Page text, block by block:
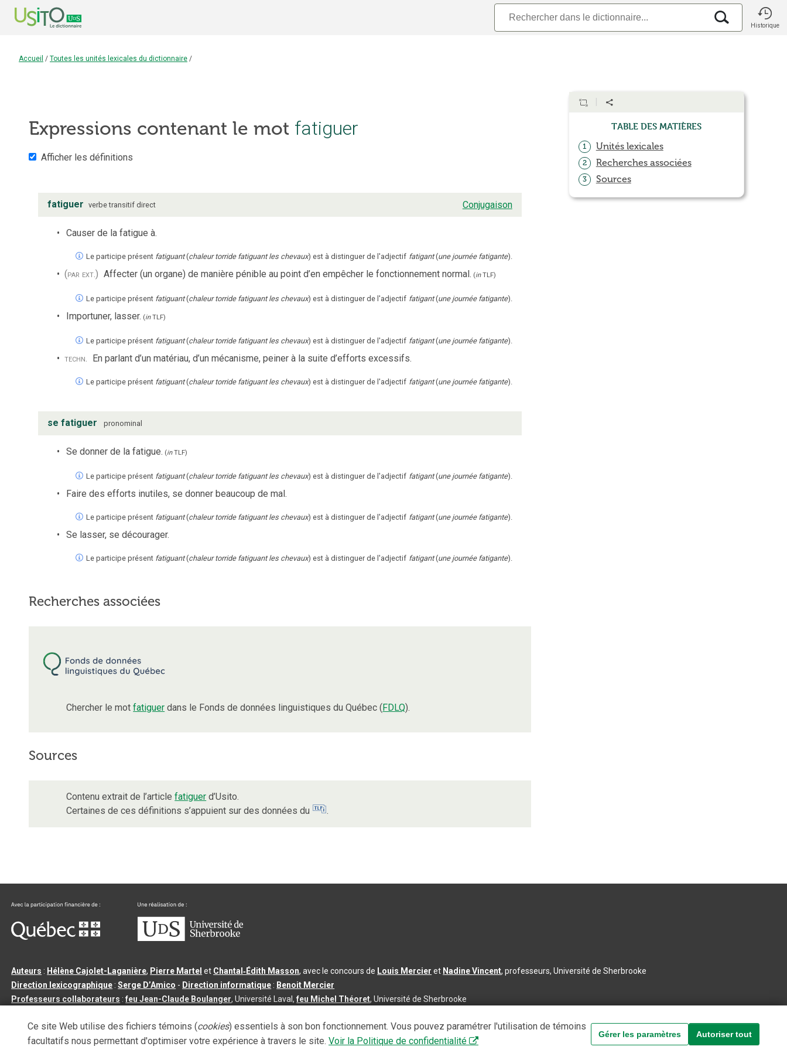
Historique
Accueil / Toutes les unités lexicales du dictionnaire /
Expressions contenant le mot fatiguer
Afficher les définitions
fatiguer verbe transitif direct Conjugaison
Causer de la fatigue à.
Le participe présent fatiguant (chaleur torride fatiguant les chevaux) est à distinguer de l'adjectif fatigant (une journée fatigante).
(par ext.) Affecter (un organe) de manière pénible au point d’en empêcher le fonctionnement normal. (inTLF)
Le participe présent fatiguant (chaleur torride fatiguant les chevaux) est à distinguer de l'adjectif fatigant (une journée fatigante).
Importuner, lasser. (inTLF)
Le participe présent fatiguant (chaleur torride fatiguant les chevaux) est à distinguer de l'adjectif fatigant (une journée fatigante).
techn. En parlant d’un matériau, d’un mécanisme, peiner à la suite d’efforts excessifs.
Le participe présent fatiguant (chaleur torride fatiguant les chevaux) est à distinguer de l'adjectif fatigant (une journée fatigante).
se fatiguer pronominal
Se donner de la fatigue. (inTLF)
Le participe présent fatiguant (chaleur torride fatiguant les chevaux) est à distinguer de l'adjectif fatigant (une journée fatigante).
Faire des efforts inutiles, se donner beaucoup de mal.
Le participe présent fatiguant (chaleur torride fatiguant les chevaux) est à distinguer de l'adjectif fatigant (une journée fatigante).
Se lasser, se décourager.
Le participe présent fatiguant (chaleur torride fatiguant les chevaux) est à distinguer de l'adjectif fatigant (une journée fatigante).
Recherches associées
Chercher le motfatiguer dans le Fonds de données linguistiques du Québec (FDLQ).
Sources
Contenu extrait de l’articlefatiguer d’Usito.
Certaines de ces définitions s’appuient sur des données du
.
Table des matières
1 Unités lexicales
2 Recherches associées
3 Sources
Auteurs : Hélène Cajolet-Laganière, Pierre Martel et Chantal‑Édith Masson, avec le concours de Louis Mercier et Nadine Vincent, professeurs, Université de Sherbrooke
Direction lexicographique :Serge D’Amico - Direction informatique : Benoit Mercier
Professeurs collaborateurs :feu Jean-Claude Boulanger, Université Laval,feu Michel Théoret, Université de Sherbrooke
Tous droits réservés©Université de Sherbrooke |3.2.2- Dernière mise à jour du contenu :2026-08-03
Ce site Web utilise des fichiers témoins (cookies) essentiels à son bon fonctionnement. Vous pouvez paramétrer l'utilisation de témoins
facultatifs nous permettant d'optimiser votre expérience à travers le site. Voir la Politique de confidentialité
Gérer les paramètres Autoriser tout